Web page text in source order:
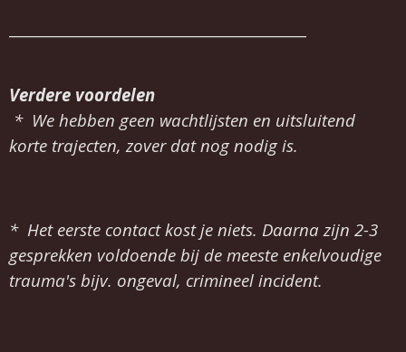
Verdere voordelen
* We hebben geen wachtlijsten en uitsluitend
korte trajecten, zover dat nog nodig is.
* Het eerste contact kost je niets. Daarna zijn 2-3
gesprekken voldoende bij de meeste enkelvoudige
trauma's bijv. ongeval, crimineel incident.